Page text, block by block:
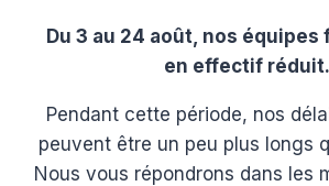
Précision : la sonde
connectée par fil au
une mesure fine et
contractions
suivi objectif et
Du 3 au 24 août, nos
en effectif réduit.
Pendant cette période, nos
peuvent être un peu plus longs
Nous vous répondrons dans les